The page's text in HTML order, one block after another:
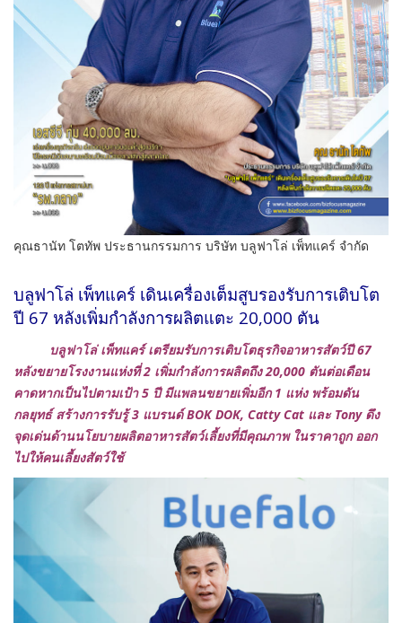
คุณธานัท โตทัพ ประธานกรรมการ บริษัท บลูฟาโล่ เพ็ทแคร์ จำกัด
บลูฟาโล่ เพ็ทแคร์ เดินเครื่องเต็มสูบรองรับการเติบโต
ปี 67 หลังเพิ่มกำลังการผลิตแตะ 20,000 ตัน
บลูฟาโล่ เพ็ทแคร์ เตรียมรับการเติบโตธุรกิจอาหารสัตว์ปี67
หลังขยายโรงงานแห่งที่ 2 เพิ่มกำลังการผลิตถึง 20,000 ตันต่อเดือน
คาดหากเป็นไปตามเป้า 5 ปี มีแพลนขยายเพิ่มอีก 1 แห่ง พร้อมดัน
กลยุทธ์ สร้างการรับรู้ 3 แบรนด์ BOK DOK, Catty Cat และ Tony ดึง
จุดเด่นด้านนโยบายผลิตอาหารสัตว์เลี้ยงที่มีคุณภาพ ในราคาถูก ออก
ไปให้คนเลี้ยงสัตว์ใช้